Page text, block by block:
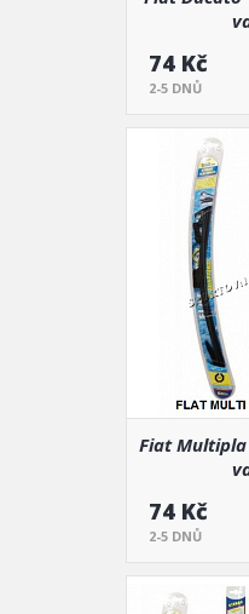
74 Kč
2-5 DNŮ
Fiat Multipla
74 Kč
2-5 DNŮ